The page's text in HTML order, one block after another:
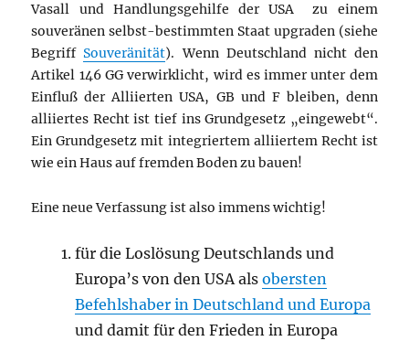
Vasall und Handlungsgehilfe der USA zu einem
souveränen selbst-bestimmten Staat upgraden (siehe
Begriff Souveränität). Wenn Deutschland nicht den
Artikel 146 GG verwirklicht, wird es immer unter dem
Einfluß der Alliierten USA, GB und F bleiben, denn
alliiertes Recht ist tief ins Grundgesetz „eingewebt“.
Ein Grundgesetz mit integriertem alliiertem Recht ist
wie ein Haus auf fremden Boden zu bauen!
Eine neue Verfassung ist also immens wichtig!
für die Loslösung Deutschlands und
Europa’s von den USA alsobersten
Befehlshaber in Deutschland und Europa
und damit für den Frieden in Europa